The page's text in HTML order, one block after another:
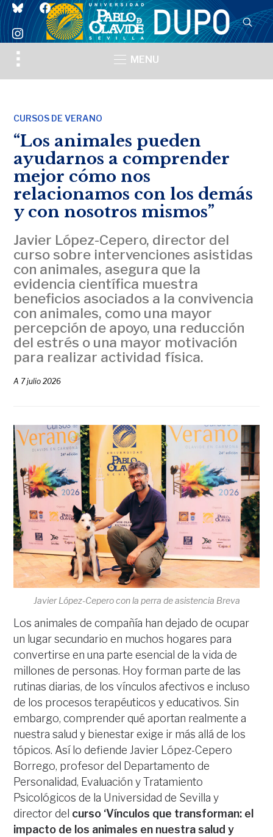
blueskyfacebook
instagram
Toggle
sidebar
MENU
CURSOS DE VERANO
“Los animales pueden
ayudarnos a comprender
mejor cómo nos
relacionamos con los demás
y con nosotros mismos”
Javier López-Cepero, director del
curso sobre intervenciones asistidas
con animales, asegura que la
evidencia científica muestra
beneficios asociados a la convivencia
con animales, como una mayor
percepción de apoyo, una reducción
del estrés o una mayor motivación
para realizar actividad física.
A 7 julio 2026
Javier López-Cepero con la perra de asistencia Breva
Los animales de compañía han dejado de ocupar
un lugar secundario en muchos hogares para
convertirse en una parte esencial de la vida de
millones de personas. Hoy forman parte de las
rutinas diarias, de los vínculos afectivos e incluso
de los procesos terapéuticos y educativos. Sin
embargo, comprender qué aportan realmente a
nuestra salud y bienestar exige ir más allá de los
tópicos. Así lo defiende Javier López-Cepero
Borrego, profesor del Departamento de
Personalidad, Evaluación y Tratamiento
Psicológicos de la Universidad de Sevilla y
director del curso ‘Vínculos que transforman: el
impacto de los animales en nuestra salud y